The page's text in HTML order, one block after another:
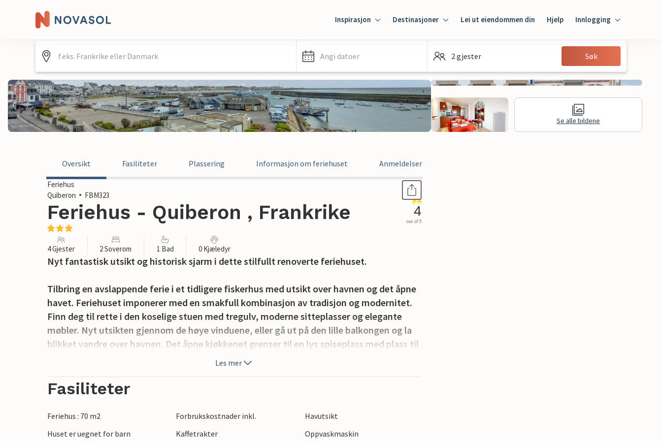
Inspirasjon Destinasjoner Lei ut eiendommen din Hjelp Innlogging
Innlogging
Gjest
Angi datoer 2 gjester Søk
Se alle bildene
Oversikt Fasiliteter Plassering Informasjon om feriehuset Anmeldelser
Feriehus
Quiberon
FBM323
Feriehus - Quiberon , Frankrike 4
out of 5
4 Gjester 2 Soverom 1 Bad 0 Kjæledyr
Nyt fantastisk utsikt og historisk sjarm i dette stilfullt renoverte feriehuset.
Tilbring en avslappende ferie i et tidligere fiskerhus med utsikt over havnen og det åpne
havet. Feriehuset imponerer med en smakfull kombinasjon av tradisjon og modernitet.
Finn deg til rette i den koselige stuen med tregulv, moderne sitteplasser og elegante
møbler. Nyt utsikten gjennom de høye vinduene, eller gå ut på den lille balkongen og la
blikket vandre over havnen. Det åpne kjøkkenet grenser til en lys spiseplass med plass til
felles måltider. En separat dagseng innbyr også til avslapping.
Åpne dobbeltdørene og gå ut på balkongen. Herfra har du direkte utsikt over havet, den
karakter, mens du inne finner moderne bekvemmeligheter.
Les mer
Fasiliteter
Feriehus : 70 m2 Forbrukskostnader inkl.
Havutsikt
Huset er uegnet for barn
Kaffetrakter
Oppvaskmaskin